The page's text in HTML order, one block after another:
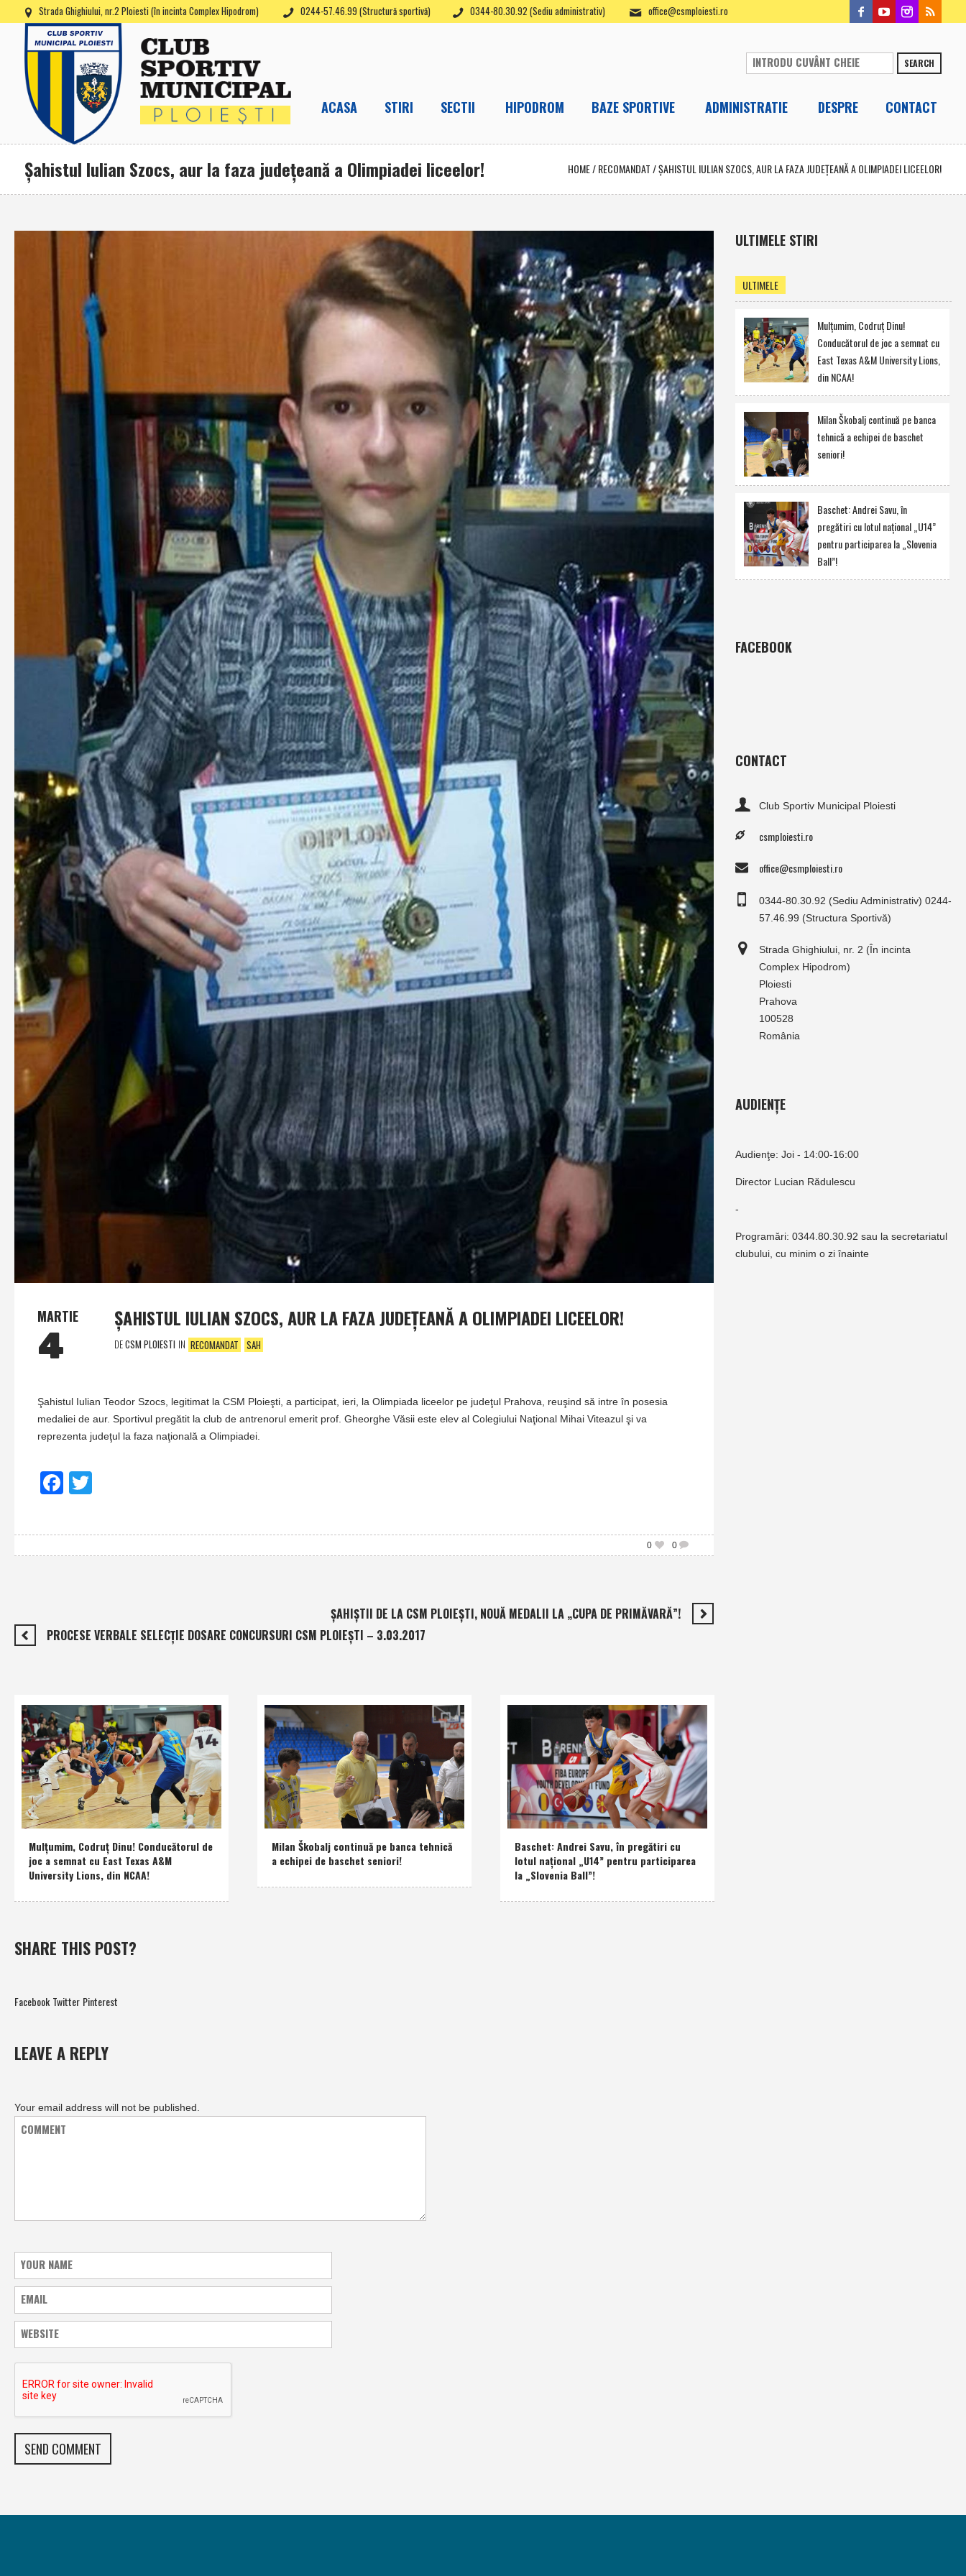
Strada Ghighiului, nr.2 Ploiesti (în incinta Complex Hipodrom) 0244-57.46.99 (Structură sportivă) 0344-80.30.92 (Sediu administrativ) office@csmploiesti.ro
SEARCH
ACASA STIRI SECTII HIPODROM BAZE SPORTIVE ADMINISTRATIE DESPRE CONTACT
Şahistul Iulian Szocs, aur la faza judeţeană a Olimpiadei liceelor! HOME/RECOMANDAT /ŞAHISTUL IULIAN SZOCS, AUR LA FAZA JUDEŢEANĂ A OLIMPIADEI LICEELOR!
MARTIE
4
ŞAHISTUL IULIAN SZOCS, AUR LA FAZA JUDEŢEANĂ A OLIMPIADEI LICEELOR!
DECSM PLOIESTI IN RECOMANDAT SAH
Şahistul Iulian Teodor Szocs, legitimat la CSM Ploieşti, a participat, ieri, la Olimpiada liceelor pe judeţul Prahova, reuşind să intre în posesia
medaliei de aur. Sportivul pregătit la club de antrenorul emerit prof. Gheorghe Văsii este elev al Colegiului Naţional Mihai Viteazul şi va
reprezenta judeţul la faza naţională a Olimpiadei.
Facebook
0
0
ŞAHIŞTII DE LA CSM PLOIEŞTI, NOUĂ MEDALII LA „CUPA DE PRIMĂVARĂ”!
PROCESE VERBALE SELECŢIE DOSARE CONCURSURI CSM PLOIEŞTI – 3.03.2017
Mulţumim, Codruţ Dinu! Conducătorul de
joc a semnat cu East Texas A&M
University Lions, din NCAA!
Milan Škobalj continuă pe banca tehnică
a echipei de baschet seniori!
Baschet: Andrei Savu, în pregătiri cu
lotul naţional „U14” pentru participarea
la „Slovenia Ball”!
SHARE THIS POST?
Facebook Twitter Pinterest
LEAVE A REPLY
Your email address will not be published.
ULTIMELE STIRI
ULTIMELE
Mulţumim, Codruţ Dinu!
Conducătorul de joc a semnat cu
East Texas A&M University Lions,
din NCAA!
Milan Škobalj continuă pe banca
tehnică a echipei de baschet
seniori!
Baschet: Andrei Savu, în
pregătiri cu lotul naţional „U14”
pentru participarea la „Slovenia
Ball”!
FACEBOOK
CONTACT
Club Sportiv Municipal Ploiesti
csmploiesti.ro
office@csmploiesti.ro
0344-80.30.92 (Sediu Administrativ) 0244-
57.46.99 (Structura Sportivă)
Strada Ghighiului, nr. 2 (În incinta
Complex Hipodrom)
Ploiesti
Prahova
100528
România
AUDIENȚE
Audienţe: Joi - 14:00-16:00
Director Lucian Rădulescu
-
Programări: 0344.80.30.92 sau la secretariatul
clubului, cu minim o zi înainte